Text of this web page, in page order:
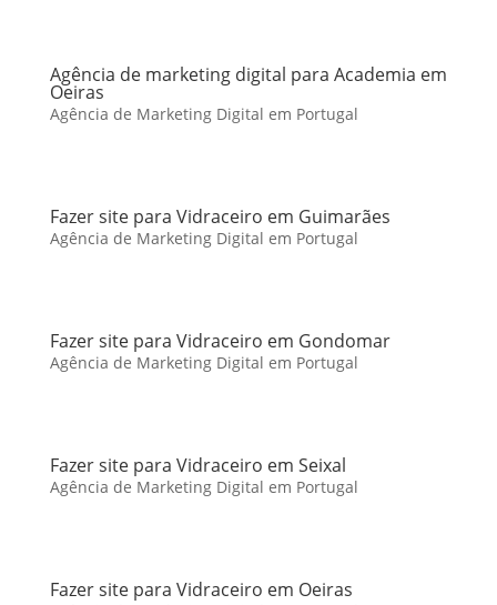
Agência de marketing digital para Academia em
Oeiras
Agência de Marketing Digital em Portugal
Fazer site para Vidraceiro em Guimarães
Agência de Marketing Digital em Portugal
Fazer site para Vidraceiro em Gondomar
Agência de Marketing Digital em Portugal
Fazer site para Vidraceiro em Seixal
Agência de Marketing Digital em Portugal
Fazer site para Vidraceiro em Oeiras